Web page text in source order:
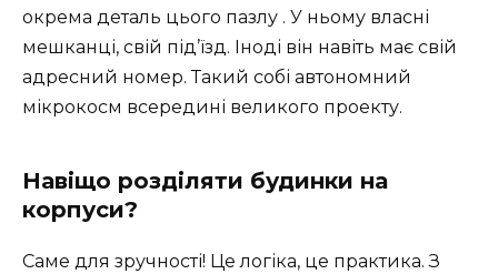
окрема деталь цього пазлу . У ньому власні
мешканці, свій під’їзд. Іноді він навіть має свій
адресний номер. Такий собі автономний
мікрокосм всередині великого проекту.
Навіщо розділяти будинки на
корпуси?
Саме для зручності! Це логіка, це практика. З